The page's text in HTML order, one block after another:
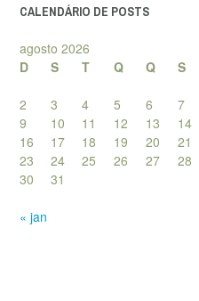
CALENDÁRIO DE POSTS
agosto 2026
D
S T Q Q S
2
3 4 5 6 7
9
10 11 12 13 14
16
17 18 19 20 21
23
24 25 26 27 28
30
31
« jan